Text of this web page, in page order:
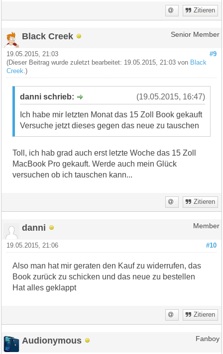
Zitieren
Black Creek Senior Member
#9
19.05.2015, 21:03
(Dieser Beitrag wurde zuletzt bearbeitet: 19.05.2015, 21:03 von Black
Creek .)
(19.05.2015, 16:47)
danni schrieb:
Ich habe mir letzten Monat das 15 Zoll Book gekauft
Versuche jetzt dieses gegen das neue zu tauschen
Toll, ich hab grad auch erst letzte Woche das 15 Zoll
MacBook Pro gekauft. Werde auch mein Glück
versuchen ob ich tauschen kann...
Zitieren
danni Member
#10
19.05.2015, 21:06
Also man hat mir geraten den Kauf zu widerrufen, das
Book zurück zu schicken und das neue zu bestellen
Hat alles geklappt
Zitieren
Audionymous Fanboy